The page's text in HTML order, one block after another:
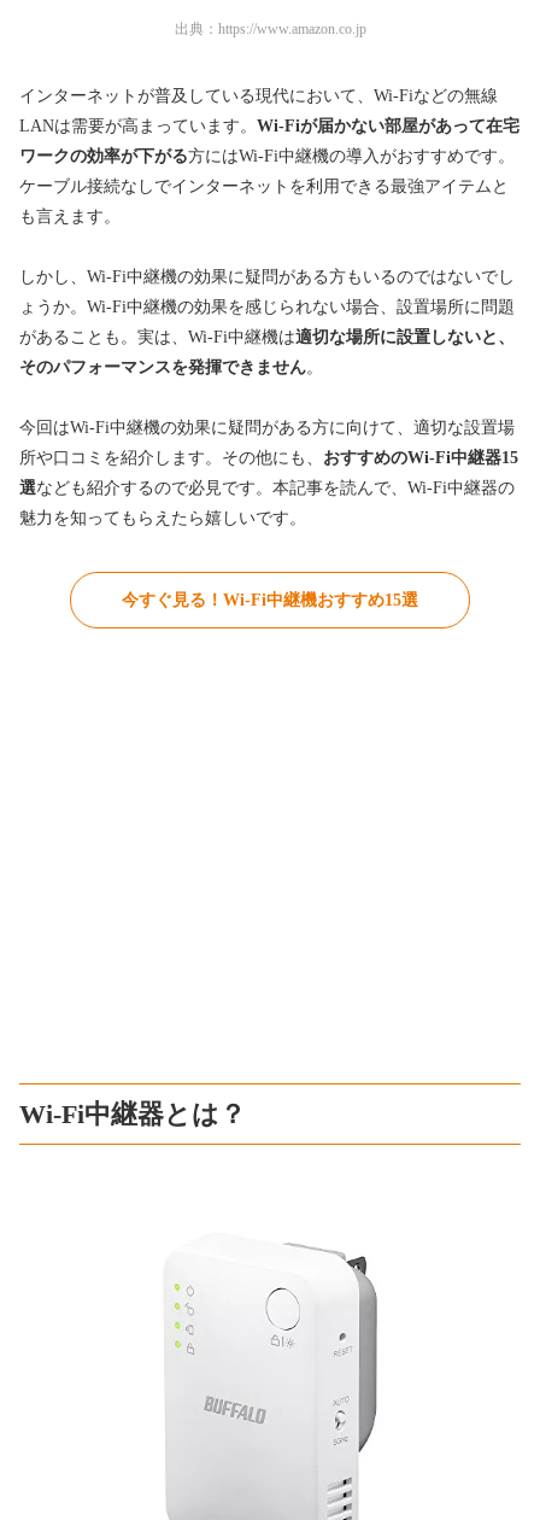
出典： https://www.amazon.co.jp
インターネットが普及している現代において、Wi-Fiなどの無線
LANは需要が高まっています。 Wi-Fiが届かない部屋があって在宅
ワークの効率が下がる方にはWi-Fi中継機の導入がおすすめです。
ケーブル接続なしでインターネットを利用できる最強アイテムと
も言えます。
しかし、Wi-Fi中継機の効果に疑問がある方もいるのではないでし
ょうか。Wi-Fi中継機の効果を感じられない場合、設置場所に問題
があることも。実は、Wi-Fi中継機は適切な場所に設置しないと、
そのパフォーマンスを発揮できません。
今回はWi-Fi中継機の効果に疑問がある方に向けて、適切な設置場
所や口コミを紹介します。その他にも、 おすすめのWi-Fi中継器15
選なども紹介するので必見です。本記事を読んで、Wi-Fi中継器の
魅力を知ってもらえたら嬉しいです。
今すぐ見る！Wi-Fi中継機おすすめ15選
Wi-Fi中継器とは？